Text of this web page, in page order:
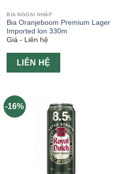
BIA NGOẠI NHẬP
Bia Oranjeboom Premium Lager
Imported lon 330m
Giá - Liên hệ
LIÊN HỆ
-16%